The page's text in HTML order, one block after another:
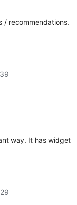
/ recommendations.
way. It has widget